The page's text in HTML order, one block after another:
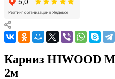
Карниз HIWOOD
2м